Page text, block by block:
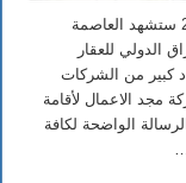
الغربية – خاص – احمد الدليمي – 20 / مايو / 2025 ستشهد العاصمة
الدولي للعقار
كبير من الشركات
مجد الاعمال لأقامة
الواضحة لكافة
…